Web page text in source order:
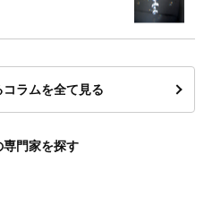
コラムを全て見る
門家を探す